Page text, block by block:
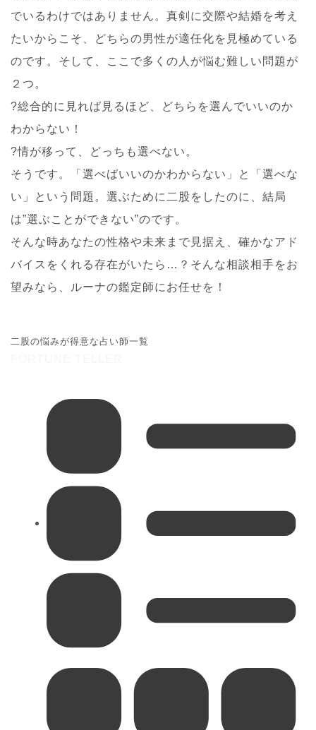
でいるわけではありません。真剣に交際や結婚を考え
たいからこそ、どちらの男性が適任化を見極めている
のです。そして、ここで多くの人が悩む難しい問題が
２つ。
?総合的に見れば見るほど、どちらを選んでいいのか
わからない！
?情が移って、どっちも選べない。
そうです。「選べばいいのかわからない」と「選べな
い」という問題。選ぶために二股をしたのに、結局
は”選ぶことができない”のです。
そんな時あなたの性格や未来まで見据え、確かなアド
バイスをくれる存在がいたら…？そんな相談相手をお
望みなら、ルーナの鑑定師にお任せを！
二股の悩みが得意な占い師一覧